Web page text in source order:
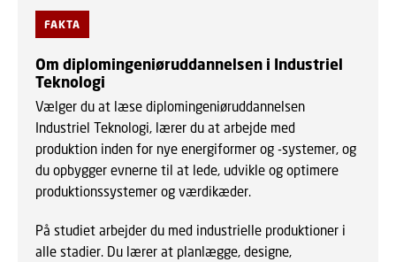
FAKTA
Om diplomingeniøruddannelsen i Industriel
Teknologi
Vælger du at læse diplomingeniøruddannelsen
Industriel Teknologi, lærer du at arbejde med
produktion inden for nye energiformer og -systemer, og
du opbygger evnerne til at lede, udvikle og optimere
produktionssystemer og værdikæder.
På studiet arbejder du med industrielle produktioner i
alle stadier. Du lærer at planlægge, designe,